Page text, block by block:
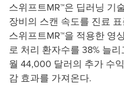
스위프트MR™은 딥러닝 기
장비의 스캔 속도를 진료
스위프트MR™을 적용한 영
로 처리 환자수를 38% 늘
월 44,000 달러의 추가 수
감 효과를 가져온다.